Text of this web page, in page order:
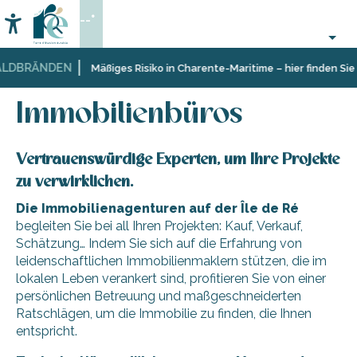
au
contenu
principal
Mäßiges Risiko in Charente-Maritime – hier finden Sie
Accessibilité
Suche
--°
Startseite
Sich
Geschäfte
Shopping
Immobilienbüros
Immobilienbüros
Vertrauenswürdige Experten, um Ihre Projekte
zu verwirklichen.
Die Immobilienagenturen auf der Île de Ré
begleiten Sie bei all Ihren Projekten: Kauf, Verkauf,
Schätzung… Indem Sie sich auf die Erfahrung von
leidenschaftlichen Immobilienmaklern stützen, die im
lokalen Leben verankert sind, profitieren Sie von einer
persönlichen Betreuung und maßgeschneiderten
Ratschlägen, um die Immobilie zu finden, die Ihnen
entspricht.